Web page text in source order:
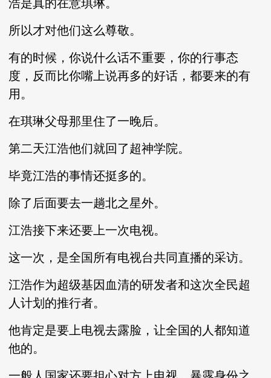
浩是真的在意琪琳。
所以才对他们这么尊敬。
有的时候，你说什么话不重要，你的行事态
度，反而比你嘴上说再多的好话，都要来的有
用。
在琪琳父母那里住了一晚后。
第二天江浩他们就回了超神学院。
毕竟江浩的事情还挺多的。
除了后面要去一趟北之星外。
江浩接下来还要上一次电视。
这一次，是全国所有电视台共同直播的采访。
江浩作为超级基因血清的研发者和这次全民超
人计划的推行者。
他肯定是要上电视去露脸，让全国的人都知道
他的。